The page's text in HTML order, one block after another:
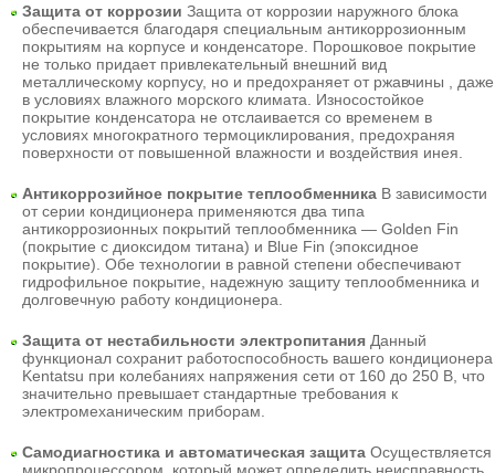
Защита от коррозии Защита от коррозии наружного блока
обеспечивается благодаря специальным антикоррозионным
покрытиям на корпусе и конденсаторе. Порошковое покрытие
не только придает привлекательный внешний вид
металлическому корпусу, но и предохраняет от ржавчины , даже
в условиях влажного морского климата. Износостойкое
покрытие конденсатора не отслаивается со временем в
условиях многократного термоциклирования, предохраняя
поверхности от повышенной влажности и воздействия инея.
Антикоррозийное покрытие теплообменника В зависимости
от серии кондиционера применяются два типа
антикоррозионных покрытий теплообменника — Golden Fin
(покрытие с диоксидом титана) и Blue Fin (эпоксидное
покрытие). Обе технологии в равной степени обеспечивают
гидрофильное покрытие, надежную защиту теплообменника и
долговечную работу кондиционера.
Защита от нестабильности электропитания Данный
функционал сохранит работоспособность вашего кондиционера
Kentatsu при колебаниях напряжения сети от 160 до 250 В, что
значительно превышает стандартные требования к
электромеханическим приборам.
Самодиагностика и автоматическая защита Осуществляется